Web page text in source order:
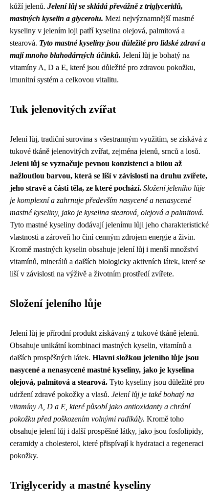
kůží jelenů. Jelení lůj se skládá převážně z triglyceridů,
mastných kyselin a glycerolu. Mezi nejvýznamnější mastné
kyseliny v jelením loji patří kyselina olejová, palmitová a
stearová. Tyto mastné kyseliny jsou důležité pro lidské zdraví a
mají mnoho blahodárných účinků. Jelení lůj je bohatý na
vitamíny A, D a E, které jsou důležité pro zdravou pokožku,
imunitní systém a celkovou vitalitu.
Tuk jelenovitých zvířat
Jelení lůj, tradiční surovina s všestranným využitím, se získává z
tukové tkáně jelenovitých zvířat, zejména jelenů, srnců a losů.
Jelení lůj se vyznačuje pevnou konzistencí a bílou až
nažloutlou barvou, která se liší v závislosti na druhu zvířete,
jeho stravě a části těla, ze které pochází. Složení jeleního lůje
je komplexní a zahrnuje především nasycené a nenasycené
mastné kyseliny, jako je kyselina stearová, olejová a palmitová.
Tyto mastné kyseliny dodávají jelenímu lůji jeho charakteristické
vlastnosti a zároveň ho činí cenným zdrojem energie a živin.
Kromě mastných kyselin obsahuje jelení lůj i menší množství
vitamínů, minerálů a dalších biologicky aktivních látek, které se
liší v závislosti na výživě a životním prostředí zvířete.
Složení jeleního lůje
Jelení lůj je přírodní produkt získávaný z tukové tkáně jelenů.
Obsahuje unikátní kombinaci mastných kyselin, vitamínů a
dalších prospěšných látek. Hlavní složkou jeleního lůje jsou
nasycené a nenasycené mastné kyseliny, jako je kyselina
olejová, palmitová a stearová. Tyto kyseliny jsou důležité pro
udržení zdravé pokožky a vlasů. Jelení lůj je také bohatý na
vitamíny A, D a E, které působí jako antioxidanty a chrání
pokožku před poškozením volnými radikály. Kromě toho
obsahuje jelení lůj i další prospěšné látky, jako jsou fosfolipidy,
ceramidy a cholesterol, které přispívají k hydrataci a regeneraci
pokožky.
Triglyceridy a mastné kyseliny